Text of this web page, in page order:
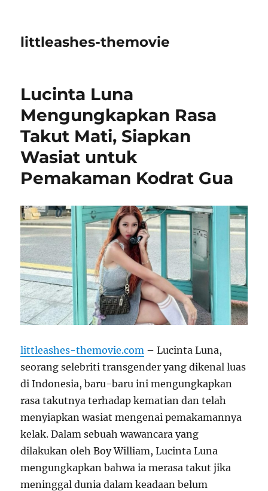
littleashes-themovie
Lucinta Luna
Mengungkapkan Rasa
Takut Mati, Siapkan
Wasiat untuk
Pemakaman Kodrat Gua
littleashes-themovie.com – Lucinta Luna,
seorang selebriti transgender yang dikenal luas
di Indonesia, baru-baru ini mengungkapkan
rasa takutnya terhadap kematian dan telah
menyiapkan wasiat mengenai pemakamannya
kelak. Dalam sebuah wawancara yang
dilakukan oleh Boy William, Lucinta Luna
mengungkapkan bahwa ia merasa takut jika
meninggal dunia dalam keadaan belum